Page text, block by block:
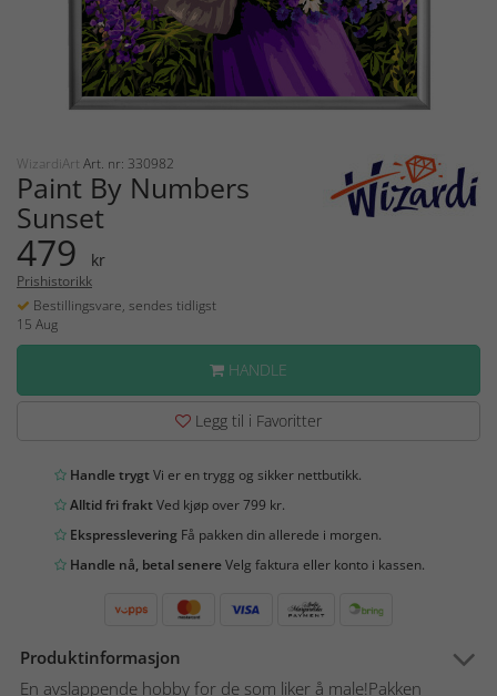
WizardiArt Art. nr: 330982
Paint By Numbers
Sunset
479 kr
Prishistorikk
Bestillingsvare, sendes tidligst
15 Aug
HANDLE
Legg til i Favoritter
Handle trygtVi er en trygg og sikker nettbutikk.
Alltid fri fraktVed kjøp over 799 kr.
Ekspresslevering Få pakken din allerede i morgen.
Handle nå, betal senereVelg faktura eller konto i kassen.
Produktinformasjon
En avslappende hobby for de som liker å male!Pakken